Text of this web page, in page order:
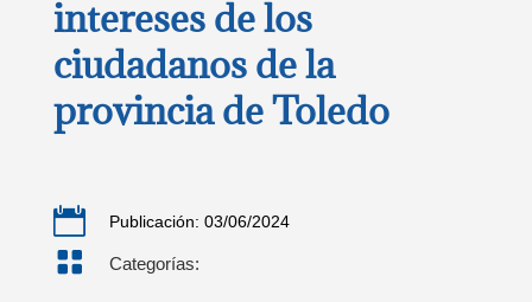
intereses de los
ciudadanos de la
provincia de Toledo
 Publicación: 03/06/2024
 Categorías: